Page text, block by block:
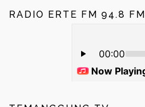
RADIO ERTE FM 94.8 FM